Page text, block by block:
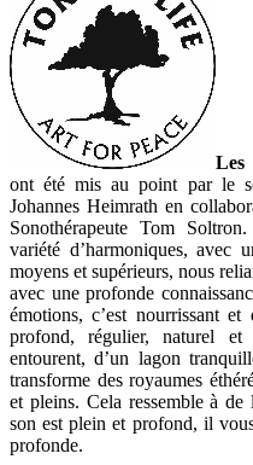
Les
ont été mis au point par le
Johannes Heimrath en
Sonothérapeute Tom
variété d’harmoniques, avec
moyens et supérieurs, nous
avec une profonde
émotions, c’est nourrissant
profond, régulier, naturel
entourent, d’un lagon
transforme des royaumes
et pleins. Cela ressemble à
son est plein et profond, il
profonde.